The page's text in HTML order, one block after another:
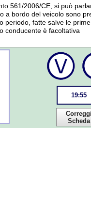
561/2006/CE, si può
a bordo del veicolo sono
periodo, fatte salve le
conducente è facoltativa
19:55
Correggi
Scheda